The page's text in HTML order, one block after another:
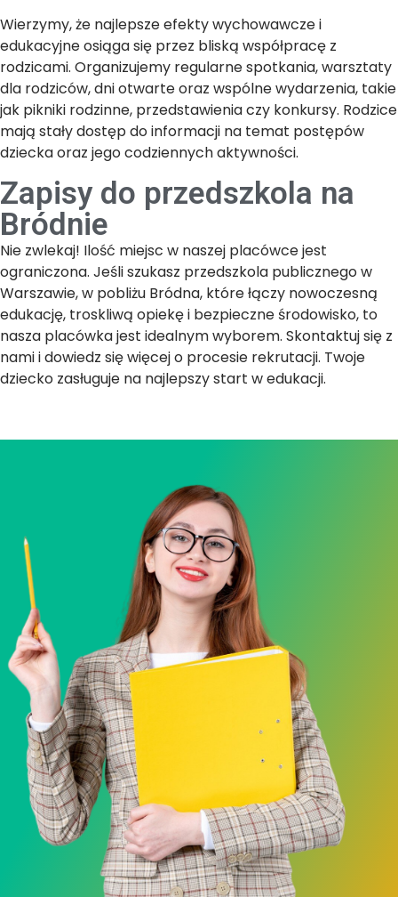
Wierzymy, że najlepsze efekty wychowawcze i
edukacyjne osiąga się przez bliską współpracę z
rodzicami. Organizujemy regularne spotkania, warsztaty
dla rodziców, dni otwarte oraz wspólne wydarzenia, takie
jak pikniki rodzinne, przedstawienia czy konkursy. Rodzice
mają stały dostęp do informacji na temat postępów
dziecka oraz jego codziennych aktywności.
Zapisy do przedszkola na
Bródnie
Nie zwlekaj! Ilość miejsc w naszej placówce jest
ograniczona. Jeśli szukasz przedszkola publicznego w
Warszawie, w pobliżu Bródna, które łączy nowoczesną
edukację, troskliwą opiekę i bezpieczne środowisko, to
nasza placówka jest idealnym wyborem. Skontaktuj się z
nami i dowiedz się więcej o procesie rekrutacji. Twoje
dziecko zasługuje na najlepszy start w edukacji.